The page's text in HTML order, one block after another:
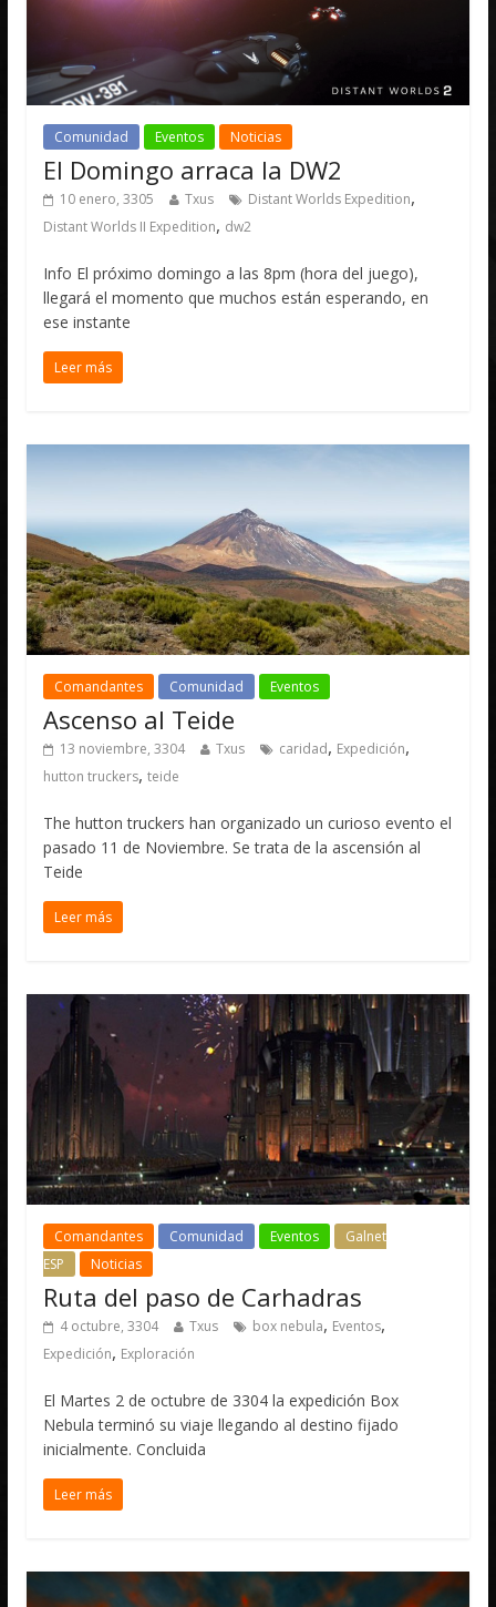
Comunidad Eventos Noticias
El Domingo arraca la DW2
10 enero, 3305 Txus Distant Worlds Expedition,
Distant Worlds II Expedition, dw2
Info El próximo domingo a las 8pm (hora del juego),
llegará el momento que muchos están esperando, en
ese instante
Leer más
Comandantes Comunidad Eventos
Ascenso al Teide
13 noviembre, 3304 Txus caridad, Expedición,
hutton truckers,teide
The hutton truckers han organizado un curioso evento el
pasado 11 de Noviembre. Se trata de la ascensión al
Teide
Leer más
Comandantes Comunidad Eventos
Galnet
ESP
Noticias
Ruta del paso de Carhadras
4 octubre, 3304 Txus box nebula, Eventos,
Expedición, Exploración
El Martes 2 de octubre de 3304 la expedición Box
Nebula terminó su viaje llegando al destino fijado
inicialmente. Concluida
Leer más